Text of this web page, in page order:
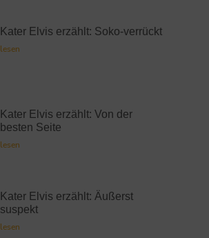
Kater Elvis erzählt: Soko-verrückt
lesen
Kater Elvis erzählt: Von der
besten Seite
lesen
Kater Elvis erzählt: Äußerst
suspekt
lesen